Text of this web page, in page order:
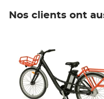
Nos clients ont